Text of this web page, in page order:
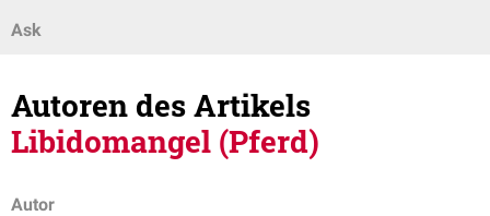
Ask
Autoren des Artikels
Libidomangel (Pferd)
Autor